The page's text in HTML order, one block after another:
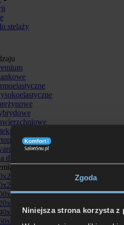
Zgoda
Niniejsza strona korzysta z
stelaży
dzieci